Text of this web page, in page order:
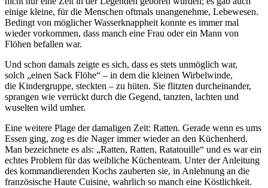
einige kleine, für die Menschen oftmals unangenehme, Lebewesen.
Bedingt von möglicher Wasserknappheit konnte es immer mal
wieder vorkommen, dass manch eine Frau oder ein Mann von
Flöhen befallen war.
Und schon damals zeigte es sich, dass es stets unmöglich war,
solch „einen Sack Flöhe“ – in dem die kleinen Wirbelwinde,
die Kindergruppe, steckten – zu hüten. Sie flitzten durcheinander,
sprangen wie verrückt durch die Gegend, tanzten, lachten und
wuselten wild umher.
Eine weitere Plage der damaligen Zeit: Ratten. Gerade wenn es ums
Essen ging, zog es die Nager immer wieder an den Küchenherd.
Man bezeichnete es als: „Ratten, Ratten, Ratatouille“ und es war ein
echtes Problem für das weibliche Küchenteam. Unter der Anleitung
des kommandierenden Kochs zauberten sie, in Anlehnung an die
französische Haute Cuisine, wahrlich so manch eine Köstlichkeit.